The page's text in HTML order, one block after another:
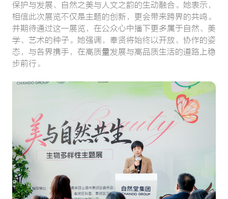
保护与发展、自然之美与人文之韵的生动融合。她表示，
相信此次展览不仅是主题的创新，更会带来跨界的共鸣。
并期待通过这一展览，在公众心中播下更多属于自然、美
学、艺术的种子。她强调，奉贤将始终以开放、协作的姿
态，与各界携手，在高质量发展与高品质生活的道路上稳
步前行。